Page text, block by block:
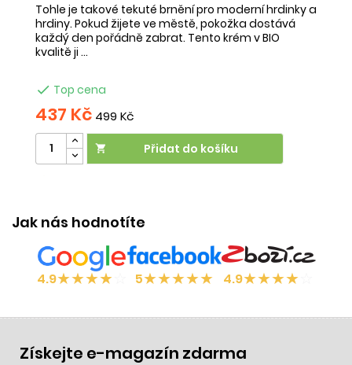
Tohle je takové tekuté brnění pro moderní hrdinky a
hrdiny. Pokud žijete ve městě, pokožka dostává
každý den pořádně zabrat. Tento krém v BIO
kvalitě ji ...
 Top cena
437 Kč 499 Kč
 Přidat do košíku
Jak nás hodnotíte
4.9★★★★ 5★★★★★ 4.9★★★★
Získejte e-magazín zdarma